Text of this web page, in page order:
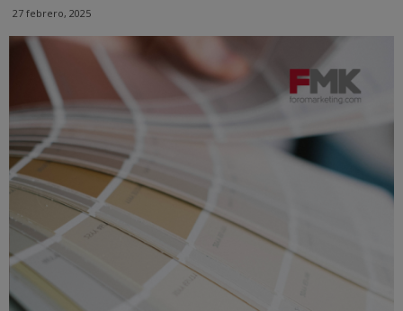
27 febrero, 2025